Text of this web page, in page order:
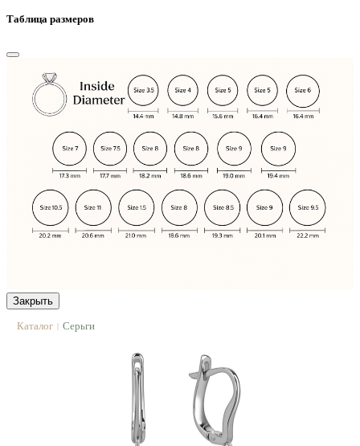
Таблица размеров
Закрыть
Каталог | Серьги